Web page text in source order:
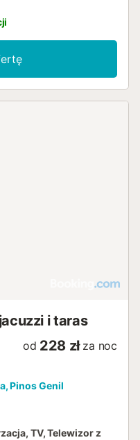
i taras
od 228 zł za noc
Pinos Genil
TV, Telewizor z